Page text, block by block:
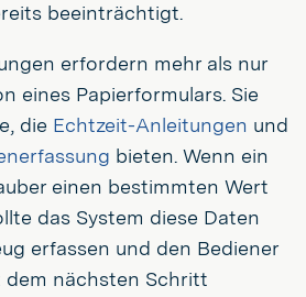
beeinträchtigt.
erfordern mehr als nur
eines Papierformulars. Sie
die Echtzeit-Anleitungen und
bieten. Wenn ein
einen bestimmten Wert
das System diese Daten
erfassen und den Bediener
dem nächsten Schritt